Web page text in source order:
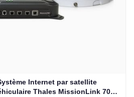
Internet par satellite
Thales MissionLink 700